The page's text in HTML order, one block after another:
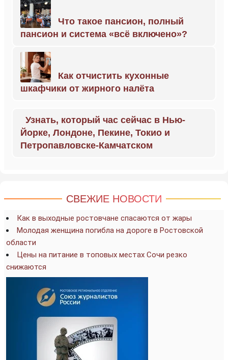
Что такое пансион, полный
пансион и система «всё включено»?
Как отчистить кухонные
шкафчики от жирного налёта
Узнать, который час сейчас в Нью-
Йорке, Лондоне, Пекине, Токио и
Петропавловске-Камчатском
СВЕЖИЕ НОВОСТИ
Как в выходные ростовчане спасаются от жары
Молодая женщина погибла на дороге в Ростовской
области
Цены на питание в топовых местах Сочи резко
снижаются